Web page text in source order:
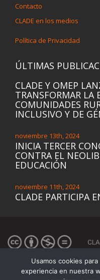
Contacto
CLADE en los medios
Política de Privacidad
ÚLTIMAS
CLADE Y OMEP
TRANSFORMAR LA
COMUNIDADES
INCLUSIVO Y DE
noviembre 13th, 2024
INICIA TERCER
CONTRA EL
EDUCACIÓN
noviembre 11th, 2024
CLADE PARTICIPA
LAS NACIONES
LA DECLARACIÓN
noviembre 8th, 2024
VIDEOCAST
Usamos cookies
experiencia en nuestra